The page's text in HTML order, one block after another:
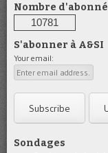
Nombre
10781
S'abonner à A&SI
Your email:
Sondages